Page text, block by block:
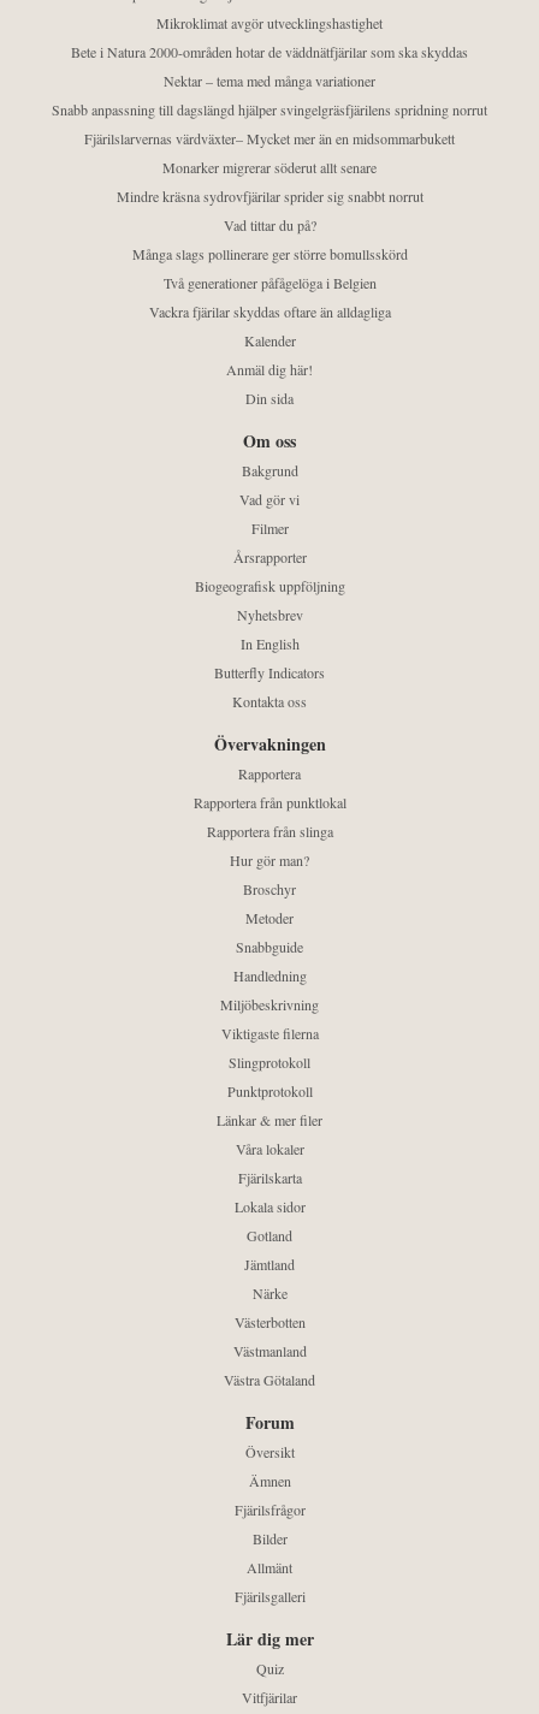
Mikroklimat avgör utvecklingshastighet
Bete i Natura 2000-områden hotar de väddnätfjärilar som ska skyddas
Nektar – tema med många variationer
Snabb anpassning till dagslängd hjälper svingelgräsfjärilens spridning norrut
Fjärilslarvernas värdväxter– Mycket mer än en midsommarbukett
Monarker migrerar söderut allt senare
Mindre kräsna sydrovfjärilar sprider sig snabbt norrut
Vad tittar du på?
Många slags pollinerare ger större bomullsskörd
Två generationer påfågelöga i Belgien
Vackra fjärilar skyddas oftare än alldagliga
Kalender
Anmäl dig här!
Din sida
Om oss
Bakgrund
Vad gör vi
Filmer
Årsrapporter
Biogeografisk uppföljning
Nyhetsbrev
In English
Butterfly Indicators
Kontakta oss
Övervakningen
Rapportera
Rapportera från punktlokal
Rapportera från slinga
Hur gör man?
Broschyr
Metoder
Snabbguide
Handledning
Miljöbeskrivning
Viktigaste filerna
Slingprotokoll
Punktprotokoll
Länkar & mer filer
Våra lokaler
Fjärilskarta
Lokala sidor
Gotland
Jämtland
Närke
Västerbotten
Västmanland
Västra Götaland
Forum
Översikt
Ämnen
Fjärilsfrågor
Bilder
Allmänt
Fjärilsgalleri
Lär dig mer
Quiz
Vitfjärilar